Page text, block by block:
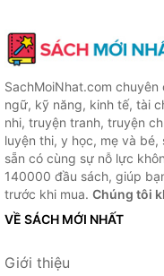
SachMoiNhat.com
ngữ, kỹ năng, kinh tế, tài
nhi, truyện tranh, truyện
luyện thi, y học, mẹ và
sẵn có cùng sự nỗ lực
140000 đầu sách, giúp
trước khi mua. Chúng tôi
VỀ SÁCH MỚI NHẤT
Giới thiệu